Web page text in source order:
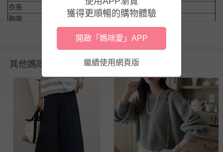
衣長
58cm
胸圍
117cm
30cm
【 貼心小叮嚀
1.深淺色請分開洗滌，以避免造成互相移染。請使用中性洗劑；
浸泡時間不宜過長。
2.請勿使用漂白劑、螢光增白劑及衣物柔軟劑，以免破壞質地。
3.請以溫水輕柔手洗、不可烘乾。針織、刺繡、立體造型等類服
飾，建議套入洗衣袋後，並使用柔洗設定清潔
4.尺寸表皆為水平測量，會因布料彈性、水洗處理、測量起訖點
等因素， 與實際商品尺寸略有誤差。
5.每件商品在拍攝時力求忠實呈現，但因為每台電腦、手機或平
看更多
其他媽咪也在逛
獲得更順暢的購物體驗
開啟「媽咪愛」APP
繼續使用網頁版